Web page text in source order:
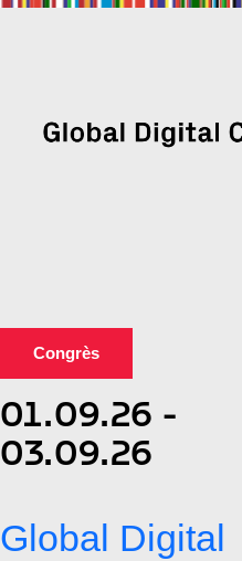
Congrès
01.09.26 -
03.09.26
Global Digital